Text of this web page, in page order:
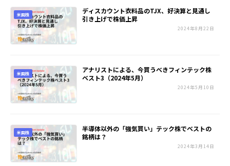
米国株
ディスカウント衣料品のTJX、好決算と見通し
引き上げで株価上昇
2024年8月22日
米国株
アナリストによる、今買うべきフィンテック株
ベスト3（2024年5月）
2024年5月10日
米国株
半導体以外の「強気買い」テック株でベストの
銘柄は？
2024年3月14日